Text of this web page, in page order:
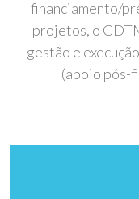
financiamento/
projetos, o
gestão e
(apoio pós-